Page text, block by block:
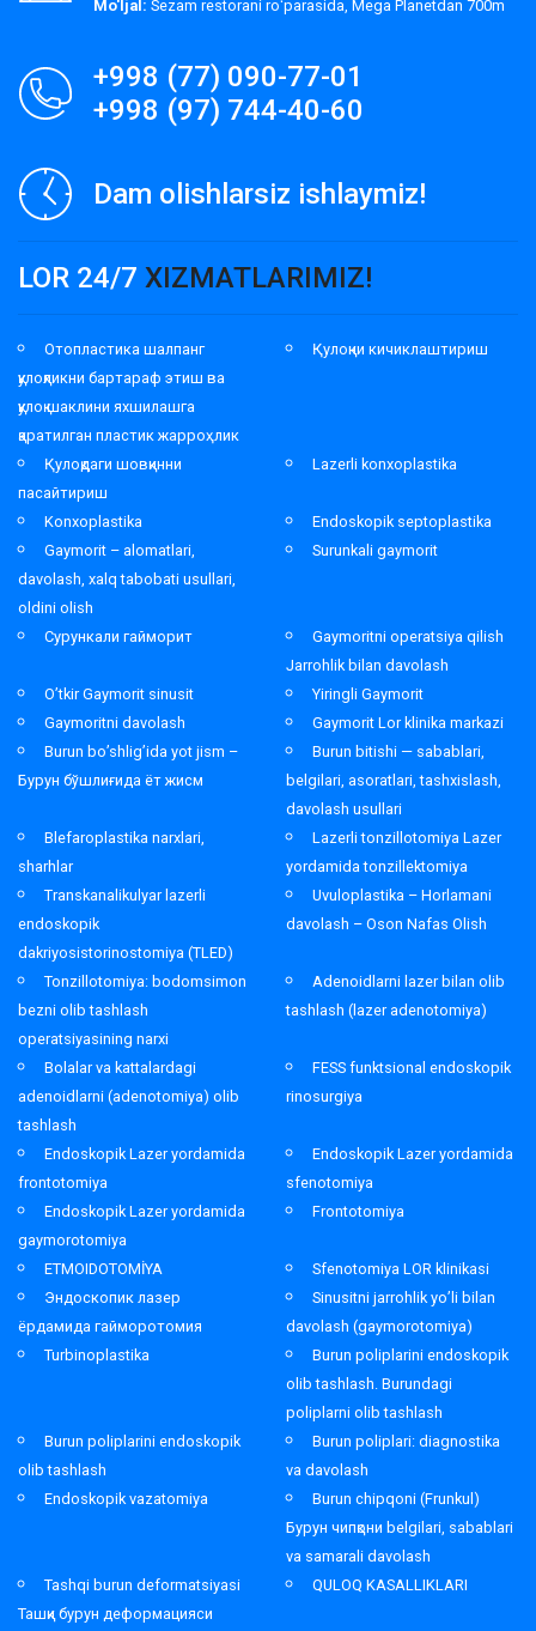
Mo'ljal: Sezam restorani roʻparasida, Mega Planetdan 700m
+998 (77) 090-77-01
+998 (97) 744-40-60
Dam olishlarsiz ishlaymiz!
LOR 24/7 XIZMATLARIMIZ!
Отопластика шалпанг
қулоқликни бартараф этиш ва
қулоқ шаклини яхшилашга
қаратилган пластик жарроҳлик
Қулоқни кичиклаштириш
Қулоқдаги шовқинни
пасайтириш
Lazerli konxoplastika
Konxoplastika
Endoskopik septoplastika
Gaymorit – alomatlari,
davolash, xalq tabobati usullari,
oldini olish
Surunkali gaymorit
Сурункали гайморит
Gaymoritni operatsiya qilish
Jarrohlik bilan davolash
O’tkir Gaymorit sinusit
Yiringli Gaymorit
Gaymoritni davolash
Gaymorit Lor klinika markazi
Burun bo’shlig’ida yot jism –
Бурун бўшлиғида ёт жисм
Burun bitishi — sabablari,
belgilari, asoratlari, tashxislash,
davolash usullari
Blefaroplastika narxlari,
sharhlar
Lazerli tonzillotomiya Lazer
yordamida tonzillektomiya
Transkanalikulyar lazerli
endoskopik
dakriyosistorinostomiya (TLED)
Uvuloplastika – Horlamani
davolash – Oson Nafas Olish
Tonzillotomiya: bodomsimon
bezni olib tashlash
operatsiyasining narxi
Adenoidlarni lazer bilan olib
tashlash (lazer adenotomiya)
Bolalar va kattalardagi
adenoidlarni (adenotomiya) olib
tashlash
FESS funktsional endoskopik
rinosurgiya
Endoskopik Lazer yordamida
frontotomiya
Endoskopik Lazer yordamida
sfenotomiya
Endoskopik Lazer yordamida
gaymorotomiya
Frontotomiya
ETMOIDOTOMİYA
Sfenotomiya LOR klinikasi
Эндоскопик лазер
ёрдамида гайморотомия
Sinusitni jarrohlik yo’li bilan
davolash (gaymorotomiya)
Turbinoplastika
Burun poliplarini endoskopik
olib tashlash. Burundagi
poliplarni olib tashlash
Burun poliplarini endoskopik
olib tashlash
Burun poliplari: diagnostika
va davolash
Endoskopik vazatomiya
Burun chipqoni (Frunkul)
Бурун чипқони belgilari, sabablari
va samarali davolash
Tashqi burun deformatsiyasi
Ташқи бурун деформацияси
QULOQ KASALLIKLARI